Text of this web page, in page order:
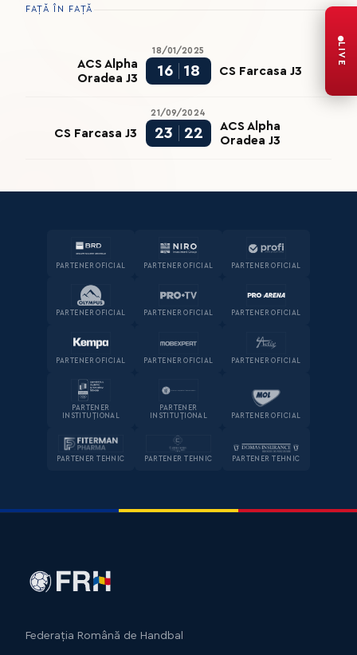
FAȚĂ ÎN FAȚĂ
18/01/2025
ACS Alpha
Oradea J3
16 18 CS Farcasa J3
21/09/2024
CS Farcasa J3 23 22
ACS Alpha
Oradea J3
PARTENER OFICIAL PARTENER OFICIAL PARTENER OFICIAL
PARTENER OFICIAL PARTENER OFICIAL PARTENER OFICIAL
PARTENER OFICIAL PARTENER OFICIAL PARTENER OFICIAL
PARTENER
INSTITUȚIONAL
PARTENER
INSTITUȚIONAL
PARTENER OFICIAL
PARTENER TEHNIC PARTENER TEHNIC PARTENER TEHNIC
LIVE
Federația Română de Handbal